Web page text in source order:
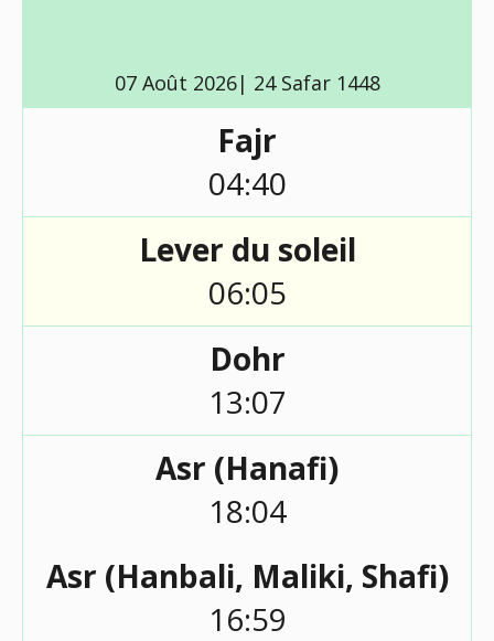
07 Août 2026| 24 Safar 1448
Fajr
04:40
Lever du soleil
06:05
Dohr
13:07
Asr (Hanafi)
18:04
Asr (Hanbali, Maliki, Shafi)
16:59